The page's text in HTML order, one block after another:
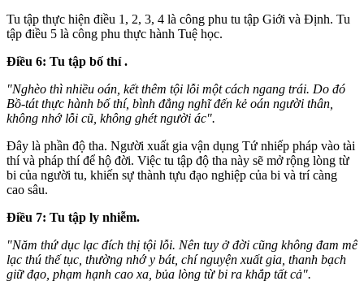
Tu tập thực hiện điều 1, 2, 3, 4 là công phu tu tập Giới và Ðịnh. Tu
tập điều 5 là công phu thực hành Tuệ học.
Ðiều 6: Tu tập bố thí .
"Nghèo thì nhiều oán, kết thêm tội lỗi một cách ngang trái. Do đó
Bồ-tát thực hành bố thí, bình đẳng nghĩ đến kẻ oán người thân,
không nhớ lỗi cũ, không ghét người ác".
Ðây là phần độ tha. Người xuất gia vận dụng Tứ nhiếp pháp vào tài
thí và pháp thí để hộ đời. Việc tu tập độ tha này sẽ mở rộng lòng từ
bi của người tu, khiến sự thành tựu đạo nghiệp của bi và trí càng
cao sâu.
Ðiều 7: Tu tập ly nhiễm.
"Năm thứ dục lạc đích thị tội lỗi. Nên tuy ở đời cũng không đam mê
lạc thú thế tục, thường nhớ y bát, chí nguyện xuất gia, thanh bạch
giữ đạo, phạm hạnh cao xa, bủa lòng từ bi ra khắp tất cả".